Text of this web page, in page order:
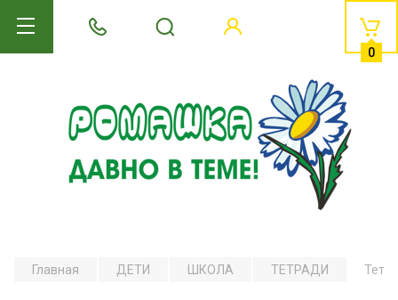
0
Главная ДЕТИ ШКОЛА ТЕТРАДИ